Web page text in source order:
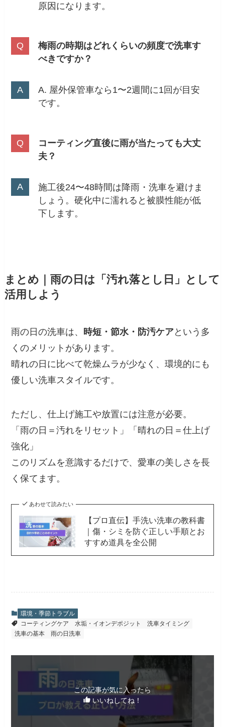
原因になります。
梅雨の時期はどれくらいの頻度で洗車す
べきですか？
A. 屋外保管車なら1〜2週間に1回が目安
です。
コーティング直後に雨が当たっても大丈
夫？
施工後24〜48時間は降雨・洗車を避けま
しょう。硬化中に濡れると被膜性能が低
下します。
まとめ｜雨の日は「汚れ落とし日」として
活用しよう
雨の日の洗車は、 時短・節水・防汚ケアという多
くのメリットがあります。
晴れの日に比べて乾燥ムラが少なく、環境的にも
優しい洗車スタイルです。
ただし、仕上げ施工や放置には注意が必要。
「雨の日＝汚れをリセット」「晴れの日＝仕上げ
強化」
このリズムを意識するだけで、愛車の美しさを長
く保てます。
あわせて読みたい
【プロ直伝】手洗い洗車の教科書
｜傷・シミを防ぐ正しい手順とお
すすめ道具を全公開
環境・季節トラブル
コーティングケア
水垢・イオンデポジット
洗車タイミング
洗車の基本
雨の日洗車
この記事が気に入ったら
いいねしてね！